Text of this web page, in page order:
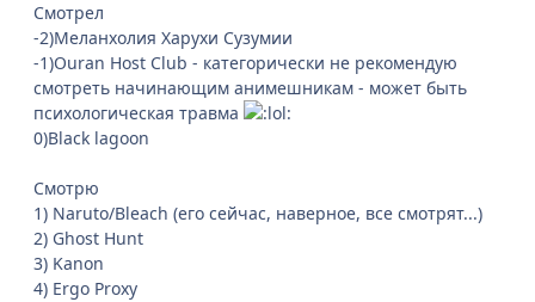
Смотрел
-2)Меланхолия Харухи Сузумии
-1)Ouran Host Club - категорически не рекомендую
смотреть начинающим анимешникам - может быть
психологическая травма
0)Black lagoon
Смотрю
1) Naruto/Bleach (его сейчас, наверное, все смотрят...)
2) Ghost Hunt
3) Kanon
4) Ergo Proxy